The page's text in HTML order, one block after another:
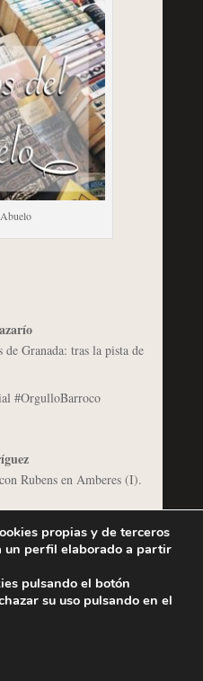
Granada: tras la pista de
#OrgulloBarroco
Rubens en Amberes (I).
“Van Dyck en
Sanz
naturalista portuguesa
la Concepción, discípulas
propias y de terceros
un perfil elaborado a partir
pulsando el botón
su uso pulsando en el